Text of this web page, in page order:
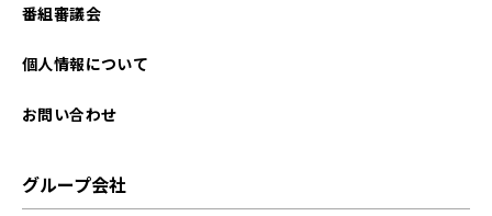
番組審議会
個人情報について
お問い合わせ
グループ会社